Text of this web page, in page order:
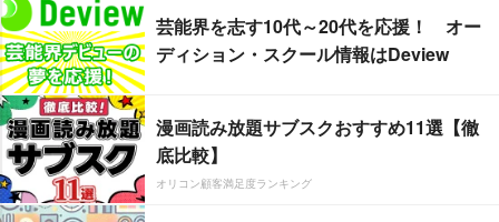
芸能界を志す10代～20代を応援！ オー
ディション・スクール情報はDeview
漫画読み放題サブスクおすすめ11選【徹
底比較】
オリコン顧客満足度ランキング